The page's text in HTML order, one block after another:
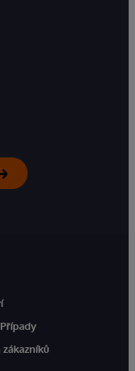
zákazníků